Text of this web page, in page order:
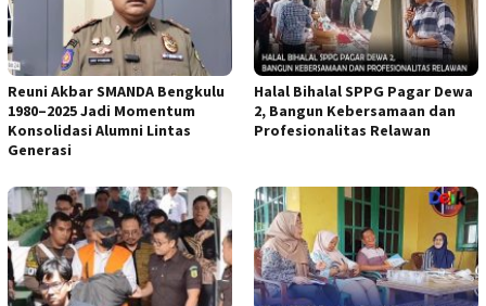
Reuni Akbar SMANDA Bengkulu
1980–2025 Jadi Momentum
Konsolidasi Alumni Lintas
Generasi
Halal Bihalal SPPG Pagar Dewa
2, Bangun Kebersamaan dan
Profesionalitas Relawan